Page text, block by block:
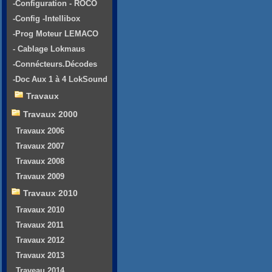
-Configuration - ROCO
-Config -Intellibox
-Prog Moteur LEMACO
- Cablage Lokmaus
-Connécteurs.Décodes
-Doc Aux 1 à 4 LokSound
Travaux
Travaux 2000
Travaux 2006
Travaux 2007
Travaux 2008
Travaux 2009
Travaux 2010
Travaux 2010
Travaux 2011
Travaux 2012
Travaux 2013